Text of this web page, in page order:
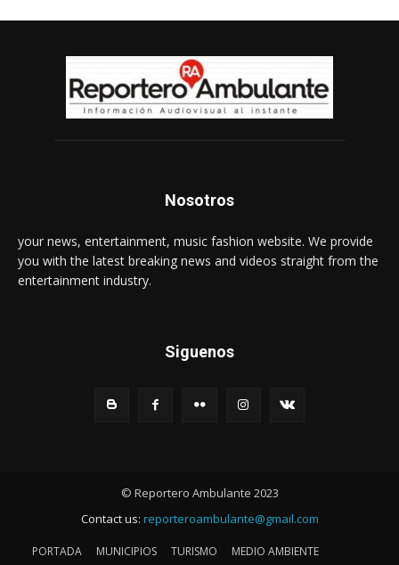
Nosotros
your news, entertainment, music fashion website. We provide
you with the latest breaking news and videos straight from the
entertainment industry.
Siguenos
© Reportero Ambulante 2023
Contact us: reporteroambulante@gmail.com
PORTADA MUNICIPIOS TURISMO
MEDIO AMBIENTE